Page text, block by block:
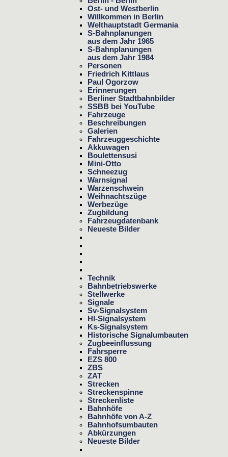
Ost- und Westberlin
Willkommen in Berlin
Welthauptstadt Germania
S-Bahnplanungen
aus dem Jahr 1965
S-Bahnplanungen
aus dem Jahr 1984
Personen
Friedrich Kittlaus
Paul Ogorzow
Erinnerungen
Berliner Stadtbahnbilder
SSBB bei YouTube
Fahrzeuge
Beschreibungen
Galerien
Fahrzeuggeschichte
Akkuwagen
Boulettensusi
Mini-Otto
Schneezug
Warnsignal
Warzenschwein
Weihnachtszüge
Werbezüge
Zugbildung
Fahrzeugdatenbank
Neueste Bilder
Technik
Bahnbetriebswerke
Stellwerke
Signale
Sv-Signalsystem
Hl-Signalsystem
Ks-Signalsystem
Historische Signalumbauten
Zugbeeinflussung
Fahrsperre
EZS 800
ZBS
ZAT
Strecken
Streckenspinne
Streckenliste
Bahnhöfe
Bahnhöfe von A-Z
Bahnhofsumbauten
Abkürzungen
Neueste Bilder